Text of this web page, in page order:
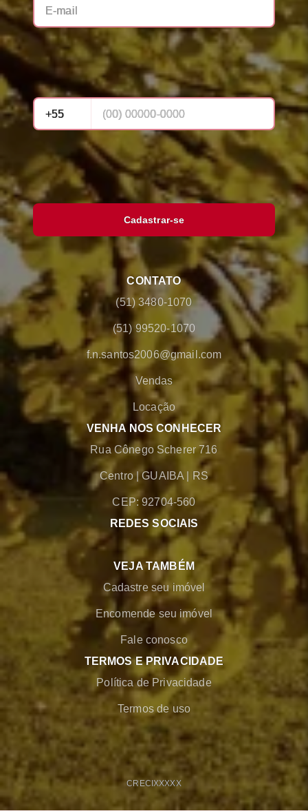
Cadastrar-se
CONTATO
(51) 3480-1070
(51) 99520-1070
f.n.santos2006@gmail.com
Vendas
Locação
VENHA NOS CONHECER
Rua Cônego Scherer 716
Centro |GUAIBA RS
CEP: 92704-560
REDES SOCIAIS
VEJA TAMBÉM
Cadastre seu imóvel
Encomende seu imóvel
Fale conosco
TERMOS E PRIVACIDADE
Política de Privacidade
Termos de uso
CRECIXXXXX